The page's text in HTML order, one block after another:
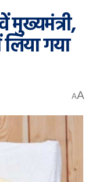
मुख्यमंत्री,
गया
AA